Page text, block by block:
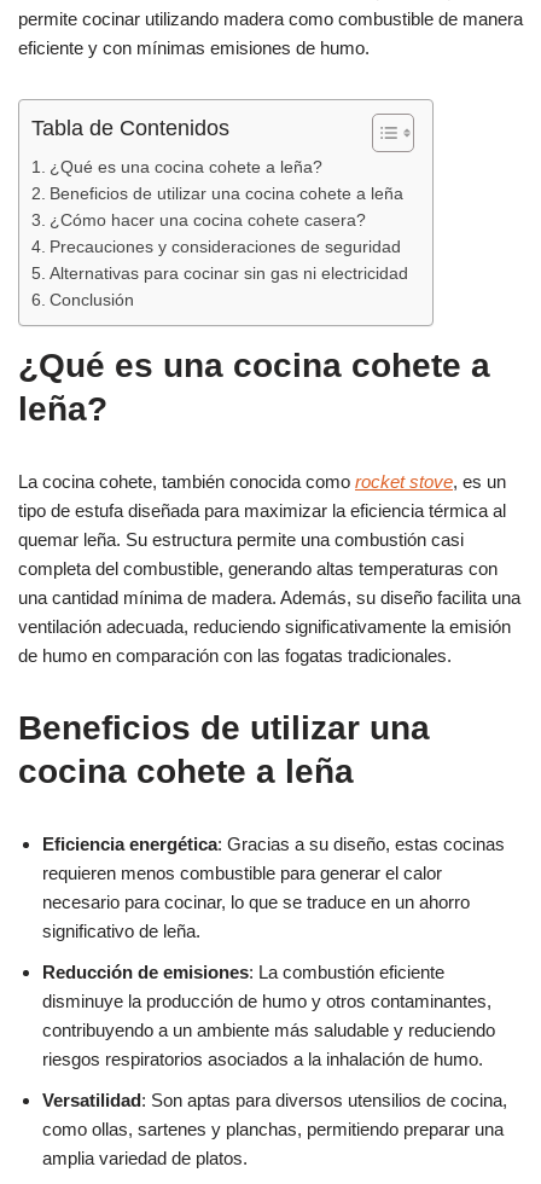
o
k
p
tir
permite cocinar utilizando madera como combustible de manera
eficiente y con mínimas emisiones de humo.
Tabla de Contenidos
¿Qué es una cocina cohete a leña?
Beneficios de utilizar una cocina cohete a leña
¿Cómo hacer una cocina cohete casera?
Precauciones y consideraciones de seguridad
Alternativas para cocinar sin gas ni electricidad
Conclusión
¿Qué es una cocina cohete a
leña?
La cocina cohete, también conocida como rocket stove, es un
tipo de estufa diseñada para maximizar la eficiencia térmica al
quemar leña. Su estructura permite una combustión casi
completa del combustible, generando altas temperaturas con
una cantidad mínima de madera. Además, su diseño facilita una
ventilación adecuada, reduciendo significativamente la emisión
de humo en comparación con las fogatas tradicionales.
Beneficios de utilizar una
cocina cohete a leña
Eficiencia energética: Gracias a su diseño, estas cocinas
requieren menos combustible para generar el calor
necesario para cocinar, lo que se traduce en un ahorro
significativo de leña.
Reducción de emisiones: La combustión eficiente
disminuye la producción de humo y otros contaminantes,
contribuyendo a un ambiente más saludable y reduciendo
riesgos respiratorios asociados a la inhalación de humo.
Versatilidad: Son aptas para diversos utensilios de cocina,
como ollas, sartenes y planchas, permitiendo preparar una
amplia variedad de platos.